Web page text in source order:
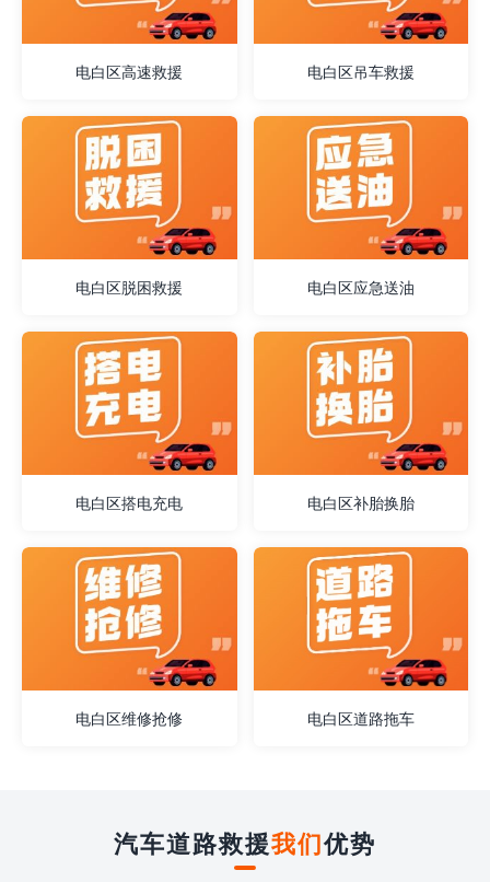
电白区高速救援 电白区吊车救援
电白区脱困救援 电白区应急送油
电白区搭电充电 电白区补胎换胎
电白区维修抢修 电白区道路拖车
汽车道路救援我们优势